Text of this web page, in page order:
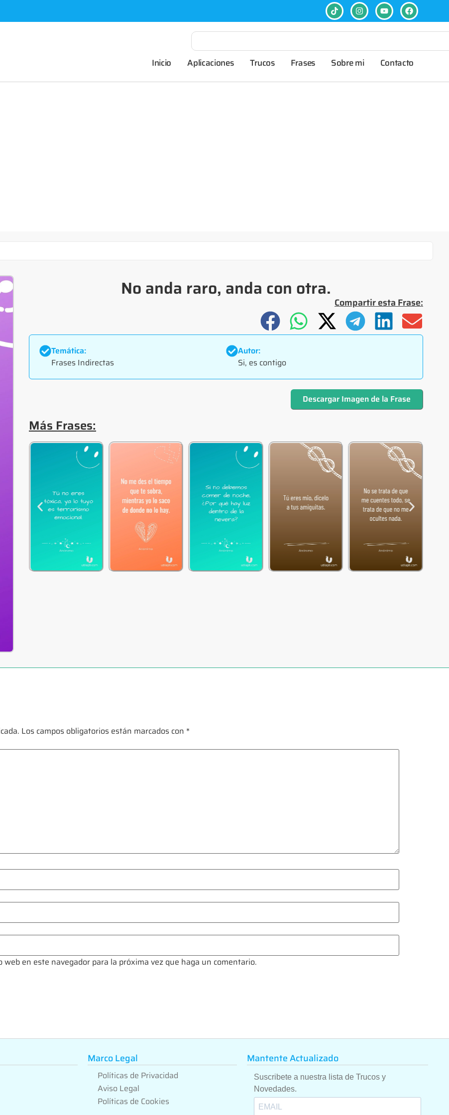
Inicio Aplicaciones Trucos Frases Sobre mi Contacto
No anda raro, anda con otra.
Compartir esta Frase:
Temática:
Frases Indirectas
Autor:
Si, es contigo
Descargar Imagen de la Frase
Más Frases:
Los campos obligatorios están marcados con *
en este navegador para la próxima vez que haga un comentario.
Marco Legal
Políticas de Privacidad
Aviso Legal
Políticas de Cookies
Mantente Actualizado
Suscribete a nuestra lista de Trucos y
Novedades.